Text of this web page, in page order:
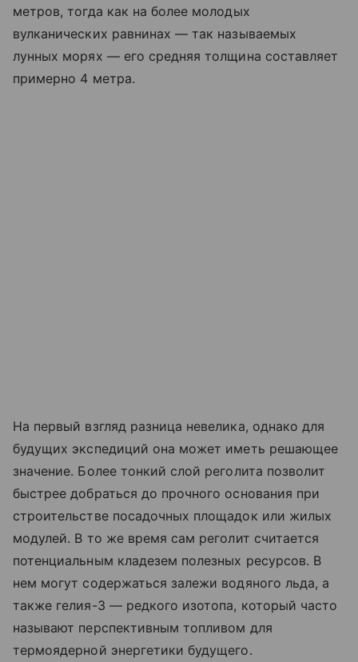
метров, тогда как на более молодых
вулканических равнинах — так называемых
лунных морях — его средняя толщина составляет
примерно 4 метра.
На первый взгляд разница невелика, однако для
будущих экспедиций она может иметь решающее
значение. Более тонкий слой реголита позволит
быстрее добраться до прочного основания при
строительстве посадочных площадок или жилых
модулей. В то же время сам реголит считается
потенциальным кладезем полезных ресурсов. В
нем могут содержаться залежи водяного льда, а
также гелия-3 — редкого изотопа, который часто
называют перспективным топливом для
термоядерной энергетики будущего.